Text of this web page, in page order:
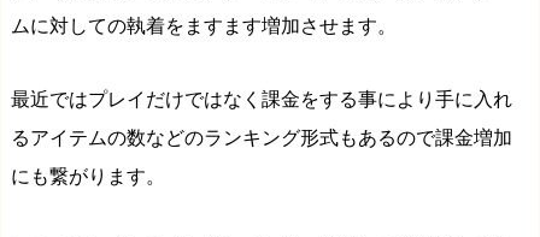
ムに対しての執着をますます増加させます。
最近ではプレイだけではなく課金をする事により手に入れ
るアイテムの数などのランキング形式もあるので課金増加
にも繋がります。